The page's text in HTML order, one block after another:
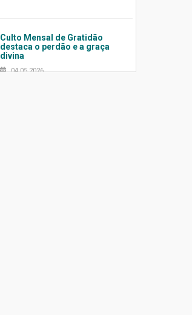
Culto Mensal de Gratidão
destaca o perdão e a graça
divina
04.05.2026